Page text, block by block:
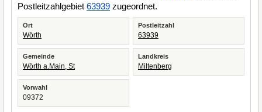
Postleitzahlgebiet 63939 zugeordnet.
Ort
Wörth
Postleitzahl
63939
Gemeinde
Wörth a.Main, St
Landkreis
Miltenberg
Vorwahl
09372